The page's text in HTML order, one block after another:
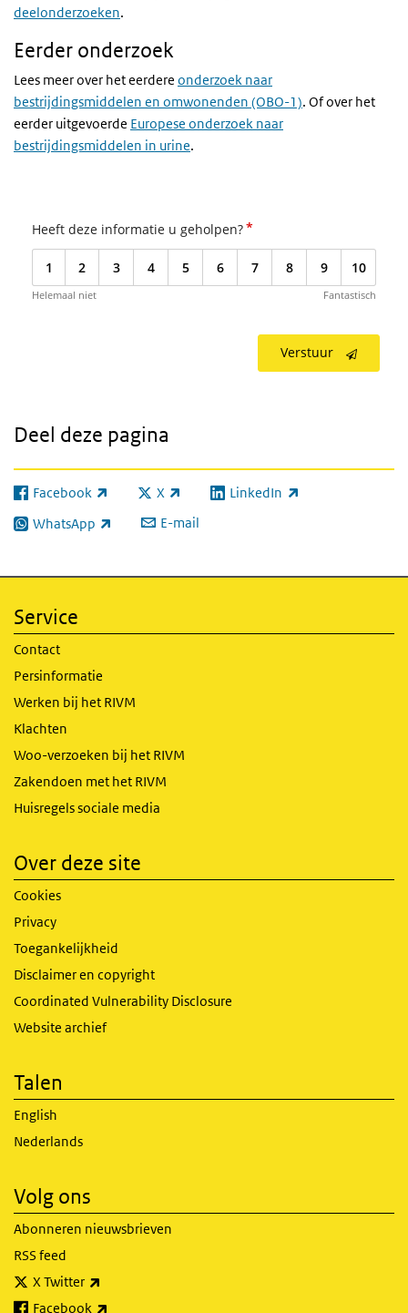
deelonderzoeken.
Eerder onderzoek
Lees meer over het eerdere onderzoek naar
bestrijdingsmiddelen en omwonenden (OBO-1). Of over het
eerder uitgevoerde Europese onderzoek naar
bestrijdingsmiddelen in urine.
Heeft deze informatie u geholpen?*
1 2 3 4 5 6 7 8 9 10
Helemaal niet Fantastisch
Verstuur
Deel deze pagina
Facebook
(externe link) X
(externe link) LinkedIn
(externe link)
WhatsApp
(externe link) E-mail
Service
Contact
Persinformatie
Werken bij het RIVM
Klachten
Woo-verzoeken bij het RIVM
Zakendoen met het RIVM
Huisregels sociale media
Over deze site
Cookies
Privacy
Toegankelijkheid
Disclaimer en copyright
Coordinated Vulnerability Disclosure
Website archief
Talen
English
Nederlands
Volg ons
Abonneren nieuwsbrieven
RSS feed
X Twitter
Facebook